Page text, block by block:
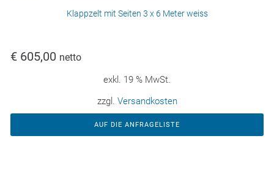
Klappzelt mit Seiten 3 x 6 Meter weiss
€ 605,00 netto
exkl. 19 % MwSt.
zzgl. Versandkosten
AUF DIE ANFRAGELISTE